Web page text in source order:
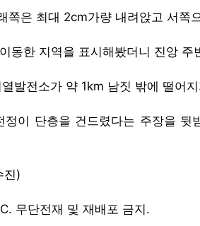
쪽은 최대 2cm가량 내려앉고 서쪽
동한 지역을 표시해봤더니 진앙 주
발전소가 약 1km 남짓 밖에 떨어
정이 단층을 건드렸다는 주장을 뒷
진)
무단전재 및 재배포 금지.